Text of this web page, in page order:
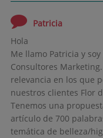
Patricia
Hola
Me llamo Patricia y
Consultores
relevancia en los que
nuestros clientes Flor
Tenemos una
artículo de 700
temática de belleza/